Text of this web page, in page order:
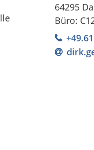
64295
Büro: